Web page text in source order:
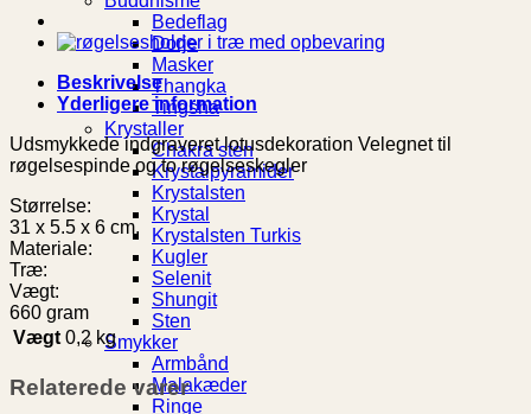
Bedeflag
Dorje
Masker
Thangka
Tingsha
Krystaller
Chakra sten
Krystalpyramider
Krystalsten
Krystal
Krystalsten Turkis
Kugler
Selenit
Shungit
Sten
Smykker
Armbånd
Malakæder
Ringe
Beskrivelse
Yderligere information
Udsmykkede indgraveret lotusdekoration Velegnet til
røgelsespinde og to røgelseskegler
Størrelse:
31 x 5.5 x 6 cm.
Materiale:
Træ:
Vægt:
660 gram
Vægt 0,2 kg
Relaterede varer